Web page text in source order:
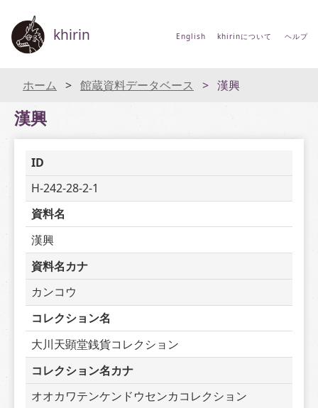
khirin English khirinについて ヘルプ
ホーム 館蔵資料データベース 漢興
漢興
ID
H-242-28-2-1
資料名
漢興
資料名カナ
カンコウ
コレクション名
大川天顕堂銭貨コレクション
コレクション名カナ
オオカワテンケンドウセンカコレクション